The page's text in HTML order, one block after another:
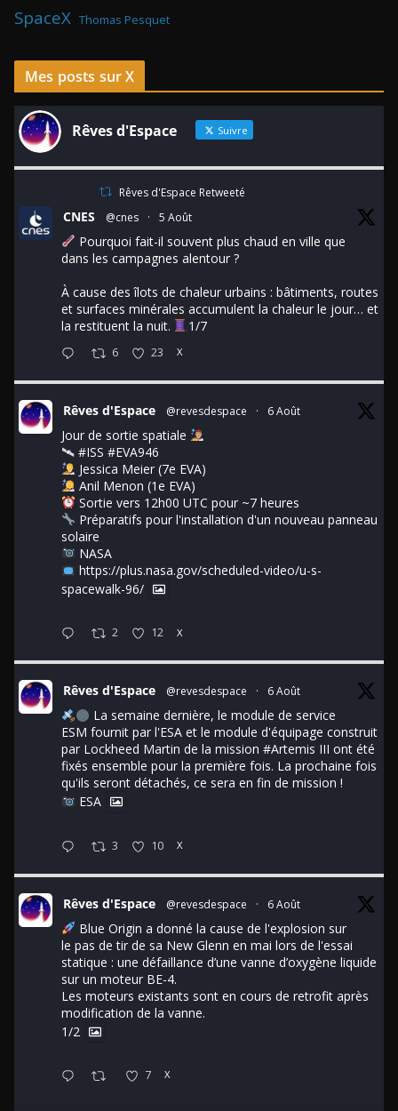
SpaceX Thomas Pesquet
Mes posts sur X
Rêves d'Espace Suivre
Rêves d'Espace Retweeté
CNES @cnes · 5 Août
Pourquoi fait-il souvent plus chaud en ville que
dans les campagnes alentour ?
À cause des îlots de chaleur urbains : bâtiments, routes
et surfaces minérales accumulent la chaleur le jour… et
la restituent la nuit.
1/7
6 23 X
Rêves d'Espace @revesdespace · 6 Août
Jour de sortie spatiale
🛰 #ISS #EVA946
Jessica Meier (7e EVA)
Anil Menon (1e EVA)
Sortie vers 12h00 UTC pour ~7 heures
Préparatifs pour l'installation d'un nouveau panneau
solaire
NASA
https://plus.nasa.gov/scheduled-video/u-s-
spacewalk-96/
2 12 X
Rêves d'Espace @revesdespace · 6 Août
La semaine dernière, le module de service
ESM fournit par l'ESA et le module d'équipage construit
par Lockheed Martin de la mission #Artemis III ont été
fixés ensemble pour la première fois. La prochaine fois
qu'ils seront détachés, ce sera en fin de mission !
ESA
3 10 X
Rêves d'Espace @revesdespace · 6 Août
Blue Origin a donné la cause de l'explosion sur
le pas de tir de sa New Glenn en mai lors de l'essai
statique : une défaillance d’une vanne d’oxygène liquide
sur un moteur BE-4.
Les moteurs existants sont en cours de retrofit après
modification de la vanne.
1/2
7 X